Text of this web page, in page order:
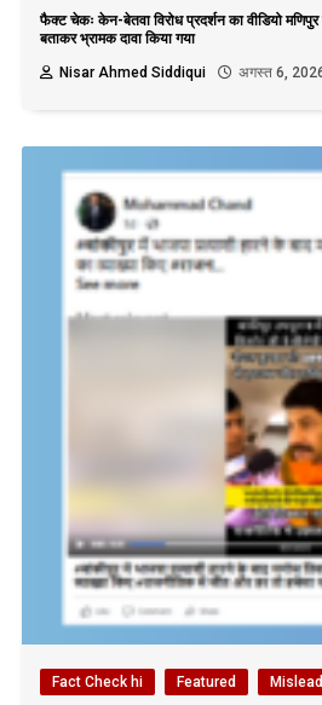
फैक्ट चेकः केन-बेतवा विरोध प्रदर्शन का वीडियो मणिपुर
बताकर भ्रामक दावा किया गया
Nisar Ahmed Siddiqui
अगस्त 6,
Fact Check hi Featured